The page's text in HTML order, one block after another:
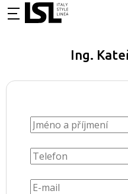
Ing.